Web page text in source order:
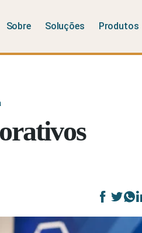
Sobre Soluções Produtos